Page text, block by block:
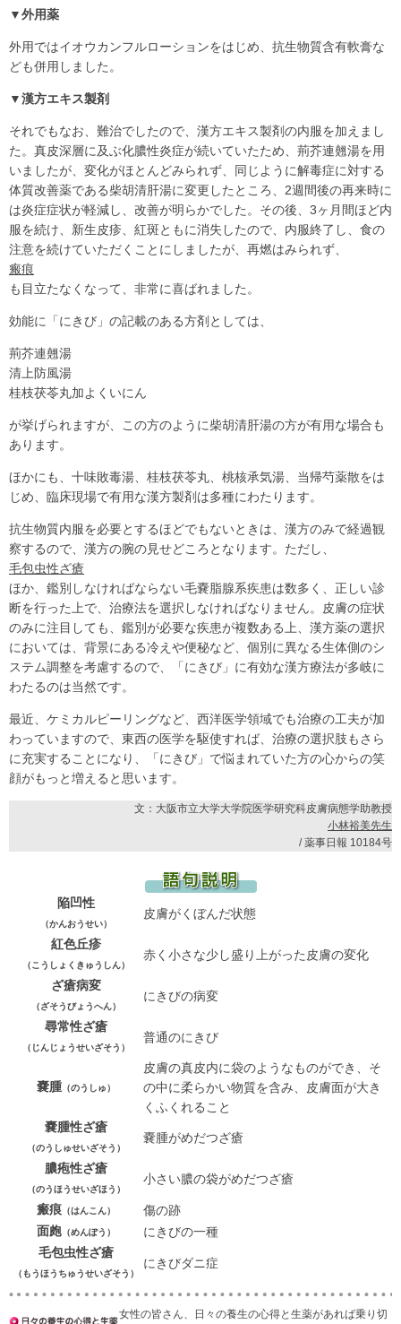
▼外用薬
外用ではイオウカンフルローションをはじめ、抗生物質含有軟膏な
ども併用しました。
▼漢方エキス製剤
それでもなお、難治でしたので、漢方エキス製剤の内服を加えまし
た。真皮深層に及ぶ化膿性炎症が続いていたため、荊芥連翹湯を用
いましたが、変化がほとんどみられず、同じように解毒症に対する
体質改善薬である柴胡清肝湯に変更したところ、2週間後の再来時に
は炎症症状が軽減し、改善が明らかでした。その後、3ヶ月間ほど内
服を続け、新生皮疹、紅斑ともに消失したので、内服終了し、食の
注意を続けていただくことにしましたが、再燃はみられず、
瘢痕
も目立たなくなって、非常に喜ばれました。
効能に「にきび」の記載のある方剤としては、
荊芥連翹湯
清上防風湯
桂枝茯苓丸加よくいにん
が挙げられますが、この方のように柴胡清肝湯の方が有用な場合も
あります。
ほかにも、十味敗毒湯、桂枝茯苓丸、桃核承気湯、当帰芍薬散をは
じめ、臨床現場で有用な漢方製剤は多種にわたります。
抗生物質内服を必要とするほどでもないときは、漢方のみで経過観
察するので、漢方の腕の見せどころとなります。ただし、
毛包虫性ざ瘡
ほか、鑑別しなければならない毛嚢脂腺系疾患は数多く、正しい診
断を行った上で、治療法を選択しなければなりません。皮膚の症状
のみに注目しても、鑑別が必要な疾患が複数ある上、漢方薬の選択
においては、背景にある冷えや便秘など、個別に異なる生体側のシ
ステム調整を考慮するので、「にきび」に有効な漢方療法が多岐に
わたるのは当然です。
最近、ケミカルピーリングなど、西洋医学領域でも治療の工夫が加
わっていますので、東西の医学を駆使すれば、治療の選択肢もさら
に充実することになり、「にきび」で悩まれていた方の心からの笑
顔がもっと増えると思います。
文：大阪市立大学大学院医学研究科皮膚病態学助教授
小林裕美先生
/ 薬事日報 10184号
陥凹性
（かんおうせい）
皮膚がくぼんだ状態
紅色丘疹
（こうしょくきゅうしん）
赤く小さな少し盛り上がった皮膚の変化
ざ瘡病変
（ざそうびょうへん）
にきびの病変
尋常性ざ瘡
（じんじょうせいざそう）
普通のにきび
嚢腫 （のうしゅ）
皮膚の真皮内に袋のようなものができ、そ
の中に柔らかい物質を含み、皮膚面が大き
くふくれること
嚢腫性ざ瘡
（のうしゅせいざそう）
嚢腫がめだつざ瘡
膿疱性ざ瘡
（のうほうせいざほう）
小さい膿の袋がめだつざ瘡
瘢痕 （はんこん）
傷の跡
面皰 （めんぽう）
にきびの一種
毛包虫性ざ瘡
（もうほうちゅうせいざそう）
にきびダニ症
女性の皆さん、日々の養生の心得と生薬があれば乗り切